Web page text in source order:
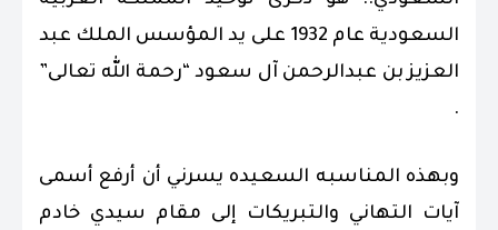
السعودية عام 1932 على يد المؤسس الملك عبد
العزيز بن عبدالرحمن آل سعود “رحمة الله تعالى”
.
وبهذه المناسبه السعيده يسرني أن أرفع أسمى
آيات التهاني والتبريكات إلى مقام سيدي خادم